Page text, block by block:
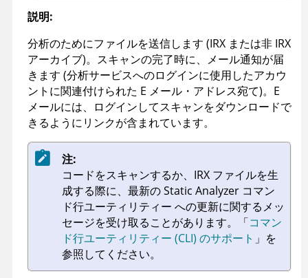
説明:
分析のためにファイルを送信します (IRX または非 IRX
アーカイブ)。スキャンの完了時に、メール通知が届
きます (分析サービスへのログインに使用したアカウ
ントに関連付けられた E メール・アドレス宛て)。E
メールには、ログインしてスキャンをダウンロードで
きるようにリンクが含まれています。
注:
コードをスキャンするか、 IRX ファイルを生
成する際に、最新のStatic Analyzer コマン
ド行ユーティリティー への更新に関するメッ
セージを受け取ることがあります。
「コマン
ド行ユーティリティー (CLI) のサポート 」を
参照してください。